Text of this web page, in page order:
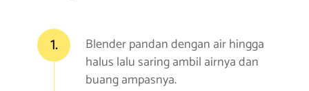
1.
Blender pandan dengan air hingga
halus lalu saring ambil airnya dan
buang ampasnya.